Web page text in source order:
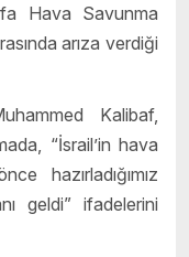
Hava Savunma
arıza verdiği
Kalibaf,
“İsrail’in hava
hazırladığımız
geldi” ifadelerini